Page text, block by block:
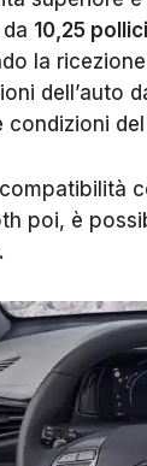
10,25 pollici
la
dell’auto
condizioni
poi, è